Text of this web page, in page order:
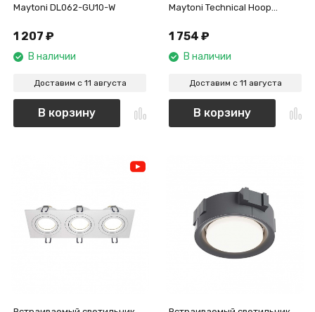
Maytoni DL062-GU10-W
1 207 ₽
В наличии
Доставим с 11 августа
В корзину
Maytoni Technical Hoop
1 754 ₽
В наличии
Доставим с 11 августа
В корзину